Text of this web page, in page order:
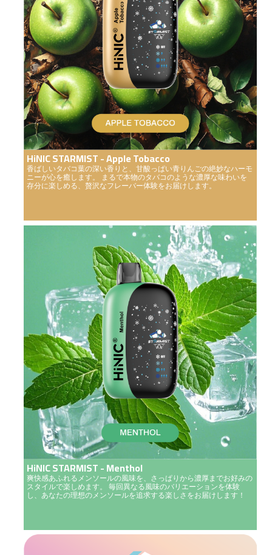
HiNIC STARMIST - Apple Tobacco
香ばしいタバコ葉の深い香りと、甘酸っぱい青りんごの絶妙なハーモ
ニーが心を癒します。 まるで本物のタバコのような濃厚な味わいを
存分に楽しめる、贅沢なフレーバー体験をお届けします。
HiNIC STARMIST - Menthol
爽快感あふれるメンソールの風味を、さっぱりから濃厚までお好みの
スタイルで楽しめます。 毎回異なる風味のバリエーションを体験
し、あなたの理想のメンソールを追求する楽しさをお届けします！